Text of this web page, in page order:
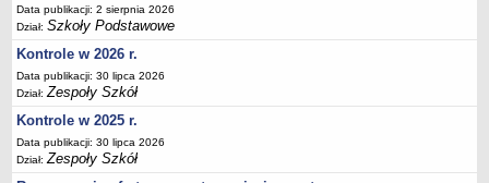
Statut
Majątek
Ogłoszenia
Zarządzenia
Rejestry, ewidencje, archiwa
Kontrole
Data publikacji: 2 sierpnia 2026
Dział:Szkoły Podstawowe
Kontrole w 2026 r.
Data publikacji: 30 lipca 2026
Dział:Zespoły Szkół
Kontrole w 2025 r.
Data publikacji: 30 lipca 2026
Dział:Zespoły Szkół